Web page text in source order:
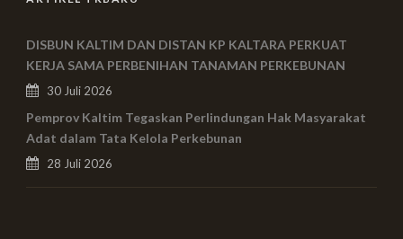
DISBUN KALTIM DAN DISTAN KP KALTARA PERKUAT
KERJA SAMA PERBENIHAN TANAMAN PERKEBUNAN
30 Juli 2026
Pemprov Kaltim Tegaskan Perlindungan Hak Masyarakat
Adat dalam Tata Kelola Perkebunan
28 Juli 2026